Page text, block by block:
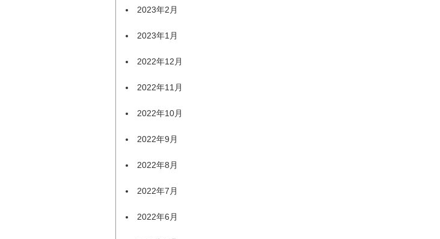
2023年2月
2023年1月
2022年12月
2022年11月
2022年10月
2022年9月
2022年8月
2022年7月
2022年6月